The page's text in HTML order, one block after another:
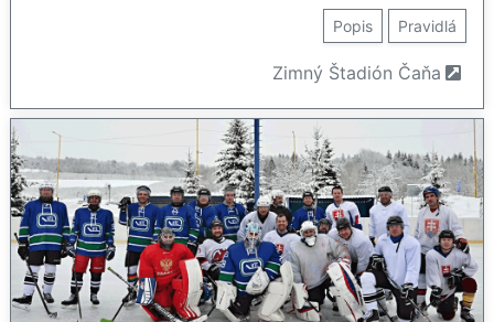
Popis Pravidlá
Zimný Štadión Čaňa